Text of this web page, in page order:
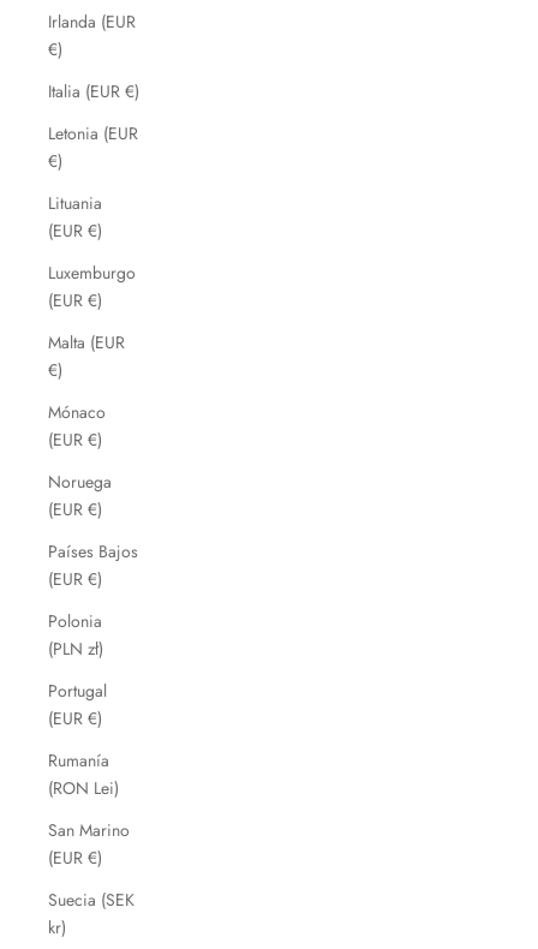
Irlanda (EUR
€)
Italia (EUR €)
Letonia (EUR
€)
Lituania
(EUR €)
Luxemburgo
(EUR €)
Malta (EUR
€)
Mónaco
(EUR €)
Noruega
(EUR €)
Países Bajos
(EUR €)
Polonia
(PLN zł)
Portugal
(EUR €)
Rumanía
(RON Lei)
San Marino
(EUR €)
Suecia (SEK
kr)